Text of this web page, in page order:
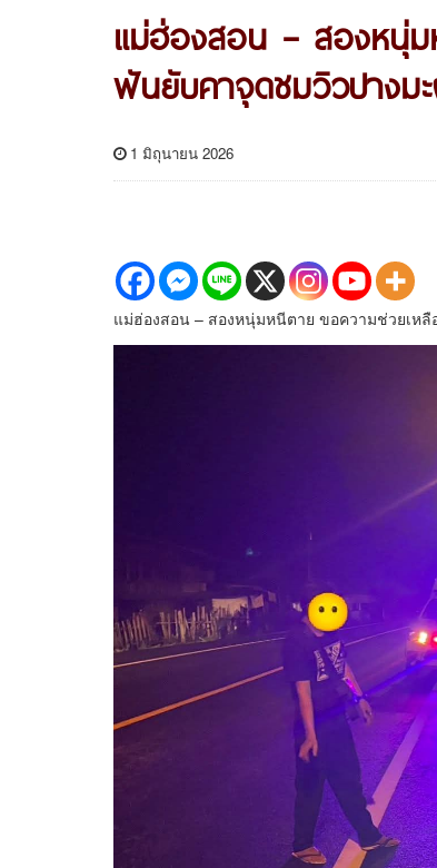
แม่ฮ่องสอน – สองหนุ่
ฟันยับคาจุดชมวิวปางม
1 มิถุนายน 2026
แม่ฮ่องสอน – สองหนุ่มหนีตาย ขอความช่วยเห